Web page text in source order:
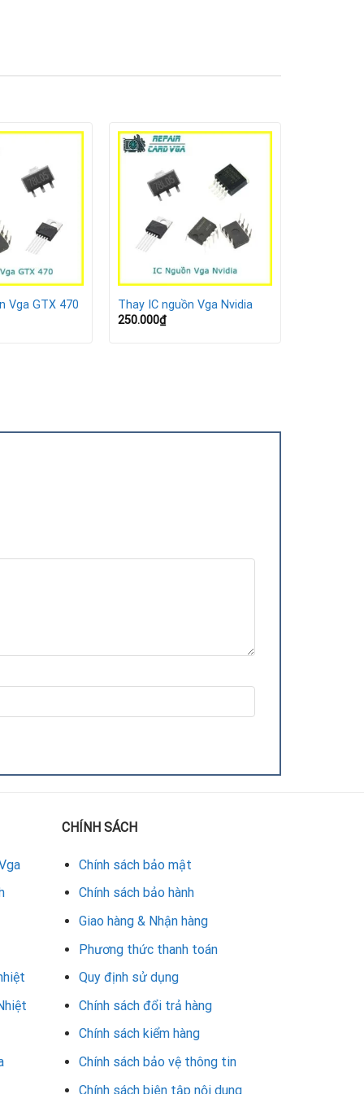
Vga GTX 470
Thay IC nguồn Vga Nvidia
250.000₫
CHÍNH SÁCH
Chính sách bảo mật
Chính sách bảo hành
Giao hàng & Nhận hàng
Phương thức thanh toán
Quy định sử dụng
Chính sách đổi trả hàng
Chính sách kiểm hàng
Chính sách bảo vệ thông tin
Chính sách biên tập nội dung